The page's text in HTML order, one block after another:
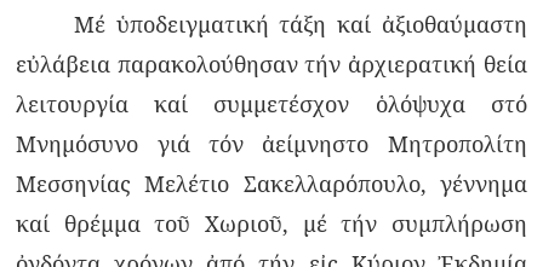
Μέ ὑποδειγματική τάξη καί ἀξιοθαύμαστη
εὐλάβεια παρακολούθησαν τήν ἀρχιερατική θεία
λειτουργία καί συμμετέσχον ὁλόψυχα στό
Μνημόσυνο γιά τόν ἀείμνηστο Μητροπολίτη
Μεσσηνίας Μελέτιο Σακελλαρόπουλο, γέννημα
καί θρέμμα τοῦ Χωριοῦ, μέ τήν συμπλήρωση